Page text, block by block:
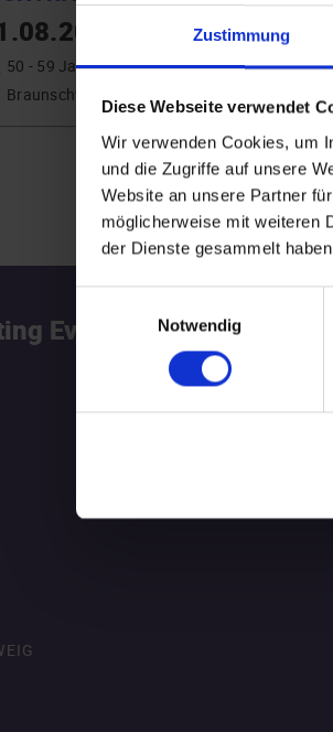
Zustimmung
Diese Webseite verwendet
Wir verwenden Cookies, um
und die Zugriffe auf unsere
Website an unsere Partner
möglicherweise mit weiteren
der Dienste gesammelt
Notwendig
18:00
50 - 59 Jahre
Braunschweig
Events